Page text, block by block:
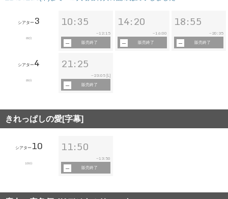
シアター 3
89分
10:35
~12:15
販売終了
14:20
~16:00
販売終了
18:55
~ 20:35
販売終了
シアター4
89分
21:25
~ 23:05 [L]
販売終了
きれっぱしの愛[字幕]
シアター10
109分
11:50
~13:50
販売終了